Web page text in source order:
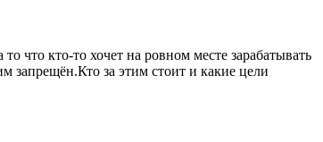
что кто-то хочет на ровном месте зарабатывать
запрещён.Кто за этим стоит и какие цели